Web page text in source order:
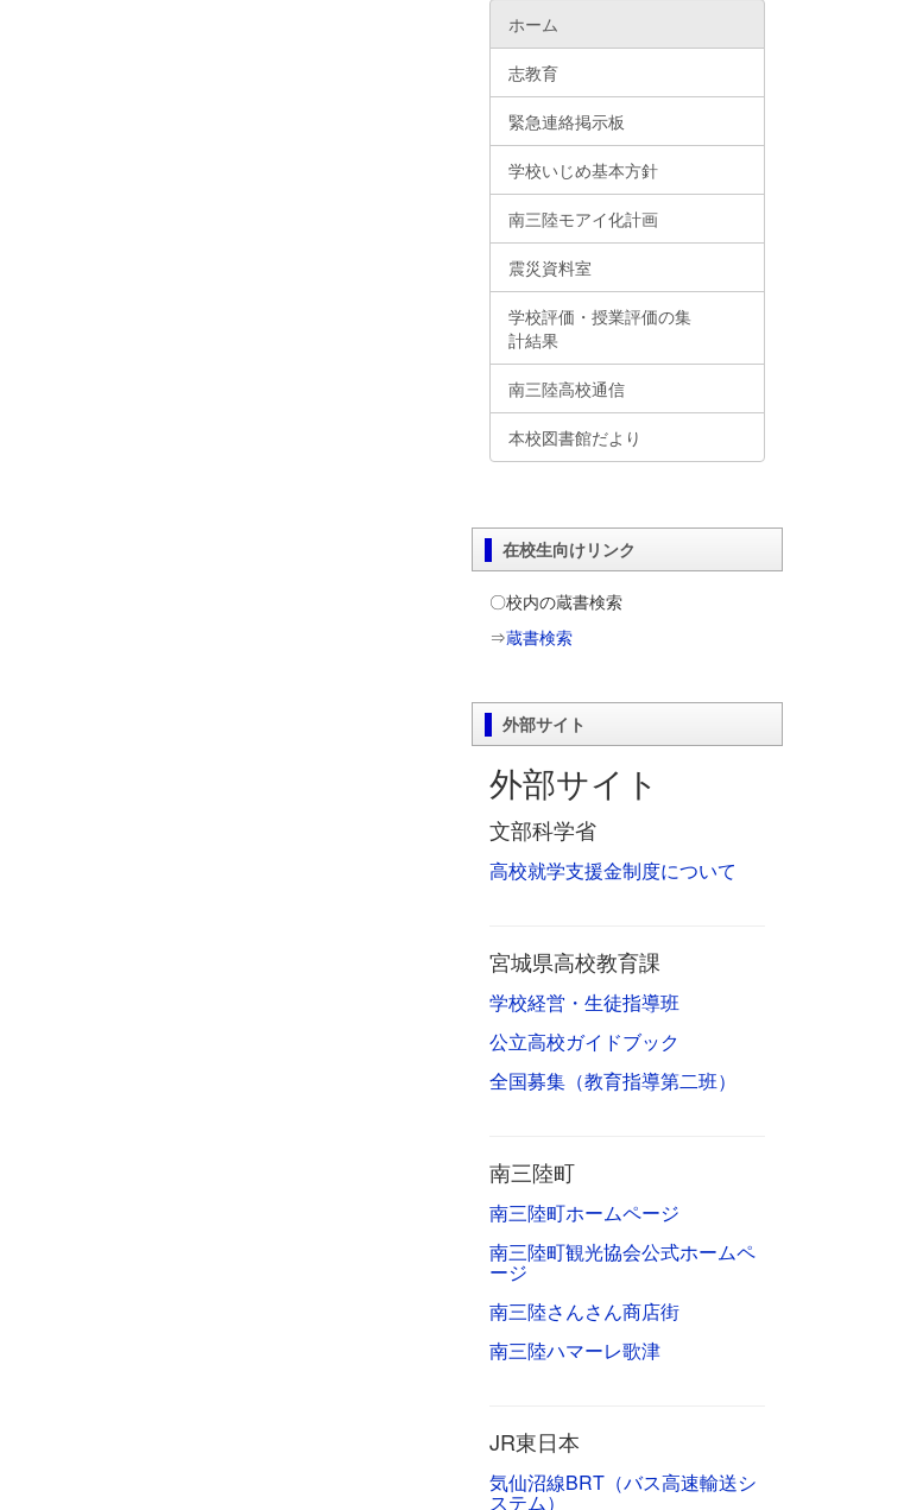
ホーム
志教育
緊急連絡掲示板
学校いじめ基本方針
南三陸モアイ化計画
震災資料室
学校評価・授業評価の集
計結果
南三陸高校通信
本校図書館だより
在校生向けリンク
〇校内の蔵書検索
⇒蔵書検索
外部サイト
外部サイト
文部科学省
高校就学支援金制度について
宮城県高校教育課
学校経営・生徒指導班
公立高校ガイドブック
全国募集（教育指導第二班）
南三陸町
南三陸町ホームページ
南三陸町観光協会公式ホームペ
ージ
南三陸さんさん商店街
南三陸ハマーレ歌津
JR東日本
気仙沼線BRT（バス高速輸送シ
ステム）